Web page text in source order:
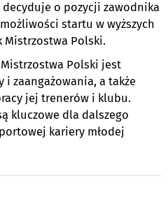
o pozycji zawodnika
startu w wyższych
Mistrzostwa Polski.
Polski jest
i zaangażowania, a także
jej trenerów i klubu.
kluczowe dla dalszego
kariery młodej